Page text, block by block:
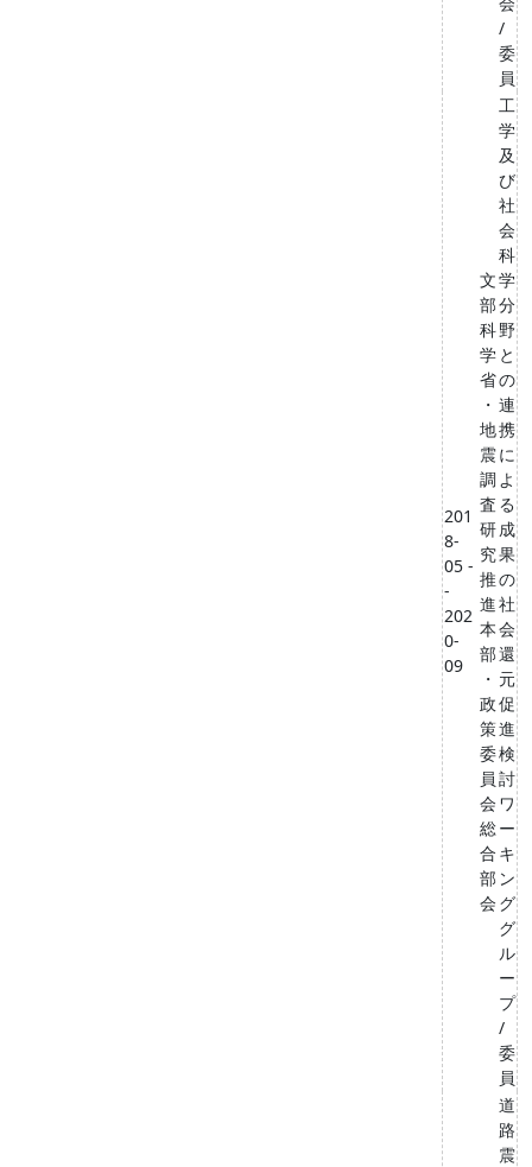
/
委
員
201
8-
05 -
-
202
0-
09
文
部
科
学
省
・
地
震
調
査
研
究
推
進
本
部
・
政
策
委
員
会
総
合
部
会
工
学
及
び
社
会
科
学
分
野
と
の
連
携
に
よ
る
成
果
の
社
会
還
元
促
進
検
討
ワ
ー
キ
ン
グ
グ
ル
ー
プ
/
委
員
道
路
震